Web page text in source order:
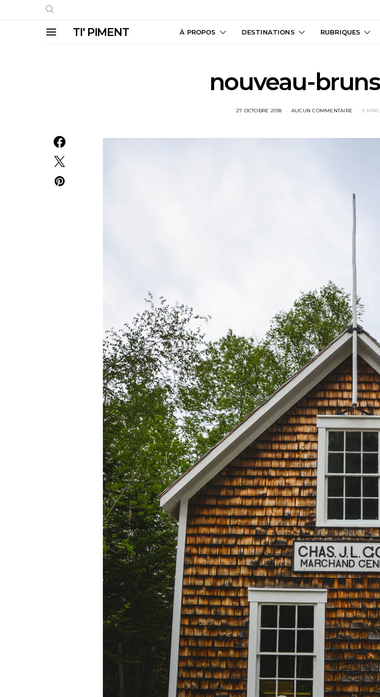
TI' PIMENT À PROPOS DESTINATIONS RUBRIQUES
nouveau-
27 OCTOBRE 2018 AUCUN COMMENTAIRE 0